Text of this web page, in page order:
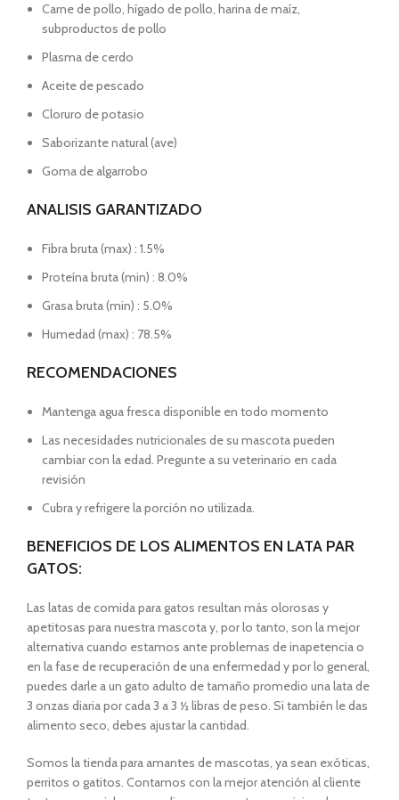
Carne de pollo, hígado de pollo, harina de maíz,
subproductos de pollo
Plasma de cerdo
Aceite de pescado
Cloruro de potasio
Saborizante natural (ave)
Goma de algarrobo
ANALISIS GARANTIZADO
Fibra bruta (max) : 1.5%
Proteína bruta (min) : 8.0%
Grasa bruta (min) : 5.0%
Humedad (max) : 78.5%
RECOMENDACIONES
Mantenga agua fresca disponible en todo momento
Las necesidades nutricionales de su mascota pueden
cambiar con la edad. Pregunte a su veterinario en cada
revisión
Cubra y refrigere la porción no utilizada.
BENEFICIOS DE LOS ALIMENTOS EN LATA PAR
GATOS:
Las latas de comida para gatos resultan más olorosas y
apetitosas para nuestra mascota y, por lo tanto, son la mejor
alternativa cuando estamos ante problemas de inapetencia o
en la fase de recuperación de una enfermedad y por lo general,
puedes darle a un gato adulto de tamaño promedio una lata de
3 onzas diaria por cada 3 a 3 ½ libras de peso. Si también le das
alimento seco, debes ajustar la cantidad.
Somos la tienda para amantes de mascotas, ya sean exóticas,
perritos o gatitos. Contamos con la mejor atención al cliente